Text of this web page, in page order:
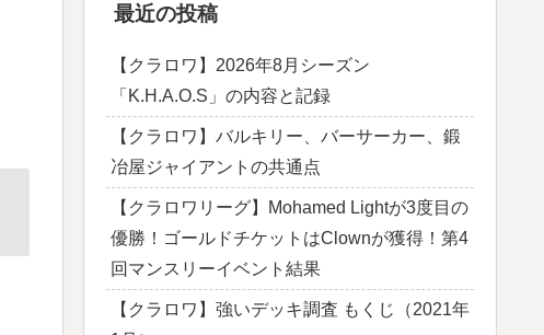
最近の投稿
【クラロワ】2026年8月シーズン
「K.H.A.O.S」の内容と記録
【クラロワ】バルキリー、バーサーカー、鍛
冶屋ジャイアントの共通点
【クラロワリーグ】Mohamed Lightが3度目の
優勝！ゴールドチケットはClownが獲得！第4
回マンスリーイベント結果
【クラロワ】強いデッキ調査 もくじ（2021年